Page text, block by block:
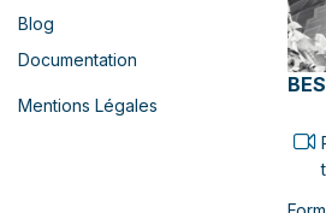
Blog
Documentation
Mentions Légales